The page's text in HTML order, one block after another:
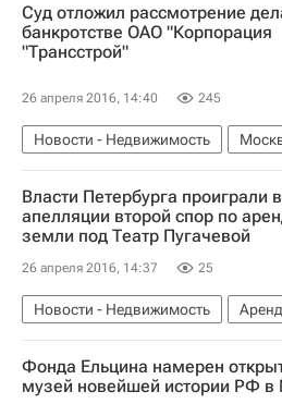
Суд отложил рассмотрение
банкротстве ОАО "Корпорация
"Трансстрой"
26 апреля 2016, 14:40 245
Новости - Недвижимость
Банкротство
Трансстрой
Власти Петербурга проиграли в
апелляции второй спор по
земли под Театр Пугачевой
26 апреля 2016, 14:37 25
Новости - Недвижимость
Санкт-Петербург
Суды
Россия
Фонда Ельцина намерен
музей новейшей истории РФ в